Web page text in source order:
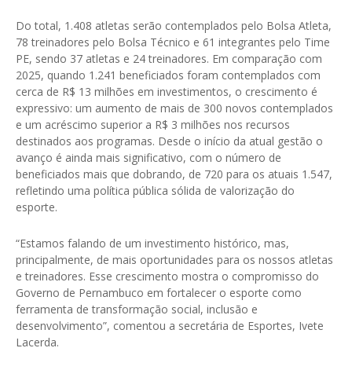
Do total, 1.408 atletas serão contemplados pelo Bolsa Atleta,
78 treinadores pelo Bolsa Técnico e 61 integrantes pelo Time
PE, sendo 37 atletas e 24 treinadores. Em comparação com
2025, quando 1.241 beneficiados foram contemplados com
cerca de R$ 13 milhões em investimentos, o crescimento é
expressivo: um aumento de mais de 300 novos contemplados
e um acréscimo superior a R$ 3 milhões nos recursos
destinados aos programas. Desde o início da atual gestão o
avanço é ainda mais significativo, com o número de
beneficiados mais que dobrando, de 720 para os atuais 1.547,
refletindo uma política pública sólida de valorização do
esporte.
“Estamos falando de um investimento histórico, mas,
principalmente, de mais oportunidades para os nossos atletas
e treinadores. Esse crescimento mostra o compromisso do
Governo de Pernambuco em fortalecer o esporte como
ferramenta de transformação social, inclusão e
desenvolvimento”, comentou a secretária de Esportes, Ivete
Lacerda.